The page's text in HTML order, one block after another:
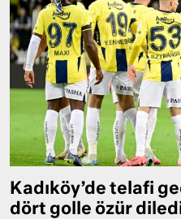
Kadıköy’de telafi
dört golle özür